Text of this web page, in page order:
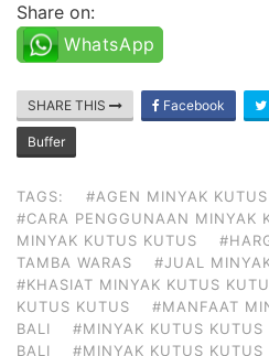
Share on:
WhatsApp
SHARE THIS Facebook
Buffer
TAGS:
#AGEN MINYAK
#CARA PENGGUNAAN MINYAK
MINYAK KUTUS KUTUS
TAMBA WARAS
#JUAL
#KHASIAT MINYAK KUTUS
KUTUS KUTUS
#MANFAAT
BALI
#MINYAK KUTUS KUTUS
BALI
#MINYAK KUTUS KUTUS